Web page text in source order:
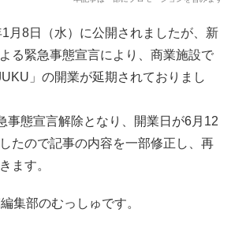
月8日（水）に公開されましたが、新
る緊急事態宣言により、商業施設で
」の開業が延期されておりまし
事態宣言解除となり、開業日が6月12
たので記事の内容を一部修正し、再
ます。
集部のむっしゅです。